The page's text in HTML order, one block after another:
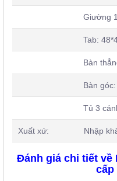
Giường 1.5m:
Tab:
Bàn thẳng 1.2m:
Bàn góc:
Tủ 3 cánh:
Xuất xứ: Nhập
Đánh giá chi tiết về
cấp